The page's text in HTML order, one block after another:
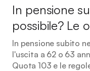
In pensione
possibile? Le
In pensione subito
l'uscita a 62 o 63
Quota 103 e le